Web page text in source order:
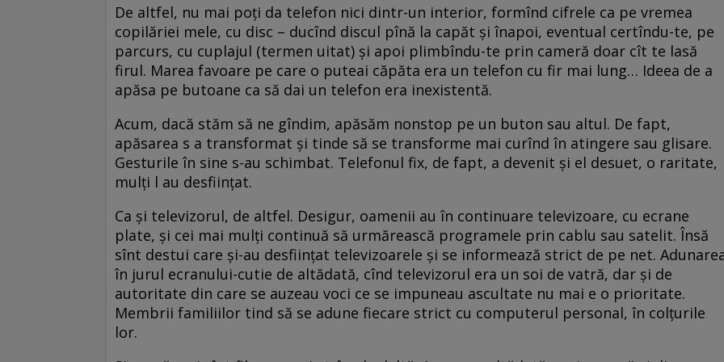
De altfel, nu mai poți da telefon nici dintr-un interior, formînd cifrele ca pe vremea
copilăriei mele, cu disc – ducînd discul pînă la capăt și înapoi, eventual certîndu-te, pe
parcurs, cu cuplajul (termen uitat) și apoi plimbîndu-te prin cameră doar cît te lasă
firul. Marea favoare pe care o puteai căpăta era un telefon cu fir mai lung… Ideea de a
apăsa pe butoane ca să dai un telefon era inexistentă.
Acum, dacă stăm să ne gîndim, apăsăm nonstop pe un buton sau altul. De fapt,
apăsarea s a transformat și tinde să se transforme mai curînd în atingere sau glisare.
Gesturile în sine s-au schimbat. Telefonul fix, de fapt, a devenit și el desuet, o raritate,
mulți l au desființat.
Ca și televizorul, de altfel. Desigur, oamenii au în continuare televizoare, cu ecrane
plate, și cei mai mulți continuă să urmărească programele prin cablu sau satelit. Însă
sînt destui care și-au desființat televizoarele și se informează strict de pe net.
în jurul ecranului-cutie de altădată, cînd televizorul era un soi de vatră, dar și de
autoritate din care se auzeau voci ce se impuneau ascultate nu mai e o prioritate.
Membrii familiilor tind să se adune fiecare strict cu computerul personal, în colțurile
lor.